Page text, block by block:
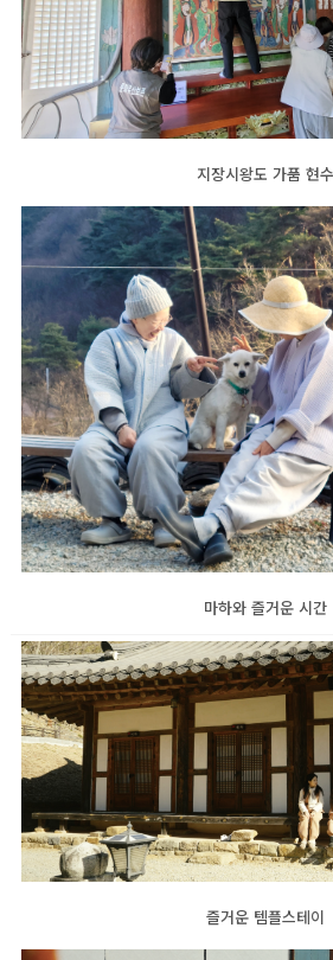
지장시왕도 가품 현수
마하와 즐거운 시간
즐거운 템플스테이